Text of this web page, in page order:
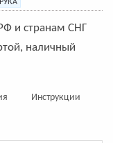
РУКА
и странам СНГ
наличный
Инструкции